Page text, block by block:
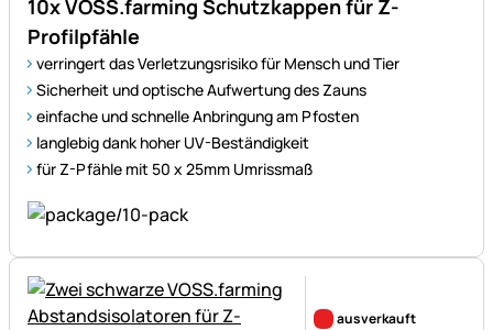
10x VOSS.farming Schutzkappen für Z-
Profilpfähle
verringert das Verletzungsrisiko für Mensch und Tier
Sicherheit und optische Aufwertung des Zauns
einfache und schnelle Anbringung am Pfosten
langlebig dank hoher UV-Beständigkeit
für Z-Pfähle mit 50 x 25mm Umrissmaß
ausverkauft